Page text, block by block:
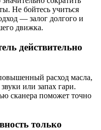
Не бойтесь учиться
— залог долгого и
движка.
действительно
расход масла,
или запах гари.
сканера поможет точно
только